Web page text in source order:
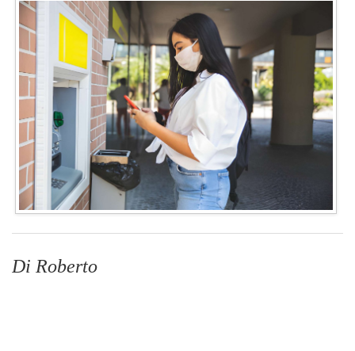
Di Roberto